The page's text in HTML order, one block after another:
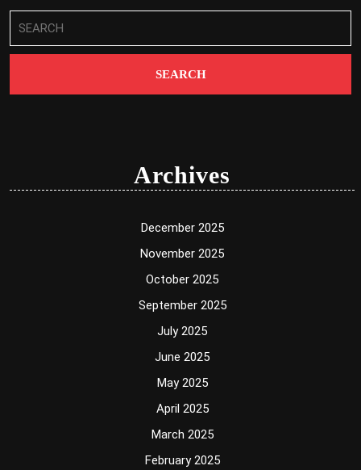
for:
Archives
December 2025
November 2025
October 2025
September 2025
July 2025
June 2025
May 2025
April 2025
March 2025
February 2025